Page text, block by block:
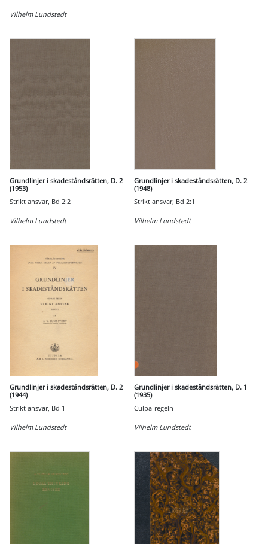
Vilhelm Lundstedt
Grundlinjer i skadeståndsrätten, D. 2
(1953)
Strikt ansvar, Bd 2:2
Vilhelm Lundstedt
Grundlinjer i skadeståndsrätten, D. 2
(1948)
Strikt ansvar, Bd 2:1
Vilhelm Lundstedt
Grundlinjer i skadeståndsrätten, D. 2
(1944)
Strikt ansvar, Bd 1
Vilhelm Lundstedt
Grundlinjer i skadeståndsrätten, D. 1
(1935)
Culpa-regeln
Vilhelm Lundstedt